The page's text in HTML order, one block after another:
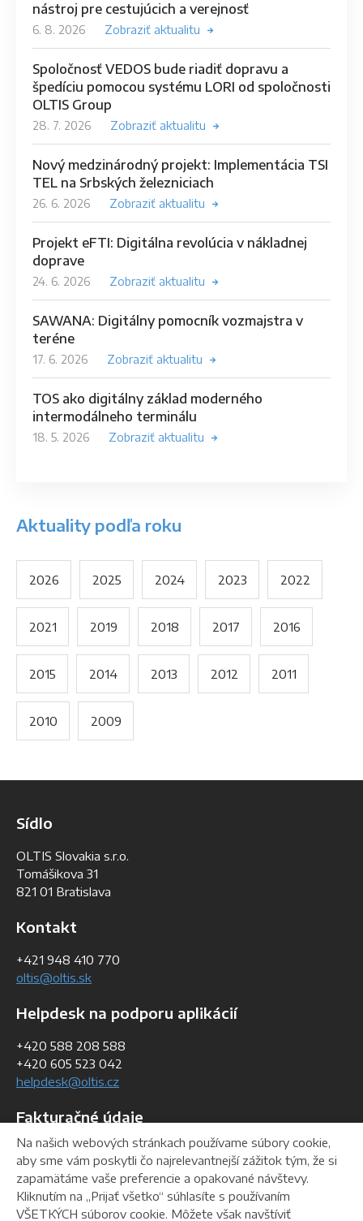
nástroj pre cestujúcich a verejnosť
6. 8. 2026 Zobraziť aktualitu
Spoločnosť VEDOS bude riadiť dopravu a
špedíciu pomocou systému LORI od spoločnosti
OLTIS Group
28. 7. 2026 Zobraziť aktualitu
Nový medzinárodný projekt: Implementácia TSI
TEL na Srbských železniciach
26. 6. 2026 Zobraziť aktualitu
Projekt eFTI: Digitálna revolúcia v nákladnej
doprave
24. 6. 2026 Zobraziť aktualitu
SAWANA: Digitálny pomocník vozmajstra v
teréne
17. 6. 2026 Zobraziť aktualitu
TOS ako digitálny základ moderného
intermodálneho terminálu
18. 5. 2026 Zobraziť aktualitu
Aktuality podľa roku
2026 2025 2024 2023 2022
2021 2019 2018 2017 2016
2015 2014 2013 2012 2011
2010 2009
Sídlo
OLTIS Slovakia s.r.o.
Tomášikova 31
821 01 Bratislava
Kontakt
+421 948 410 770
oltis@oltis.sk
Helpdesk na podporu aplikácií
+420 588 208 588
+420 605 523 042
helpdesk@oltis.cz
Fakturačné údaje
IČO:36 762 644
IČ DPH: SK 2022358228
DIČ:2022358228
Na našich webových stránkach používame súbory cookie,
aby sme vám poskytli čo najrelevantnejší zážitok tým, že si
zapamätáme vaše preferencie a opakované návštevy.
Kliknutím na „Prijať všetko“ súhlasíte s používaním
VŠETKÝCH súborov cookie. Môžete však navštíviť